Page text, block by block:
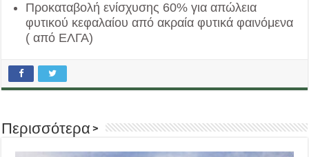
Προκαταβολή ενίσχυσης 60% για απώλεια
φυτικού κεφαλαίου από ακραία φυτικά φαινόμενα
( από ΕΛΓΑ)
Περισσότερα >